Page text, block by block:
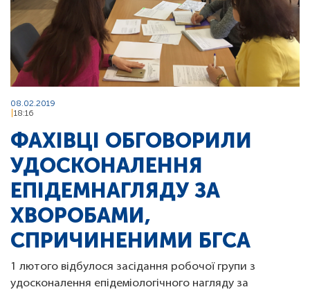
08.02.2019
18:16
ФАХІВЦІ ОБГОВОРИЛИ
УДОСКОНАЛЕННЯ
ЕПІДЕМНАГЛЯДУ ЗА
ХВОРОБАМИ,
СПРИЧИНЕНИМИ БГСА
1 лютого відбулося засідання робочої групи з
удосконалення епідеміологічного нагляду за